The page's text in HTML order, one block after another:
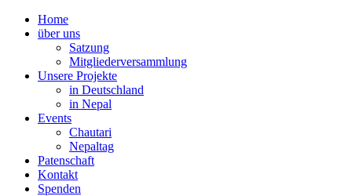
Home
über uns
Satzung
Mitgliederversammlung
Unsere Projekte
in Deutschland
in Nepal
Events
Chautari
Nepaltag
Patenschaft
Kontakt
Spenden